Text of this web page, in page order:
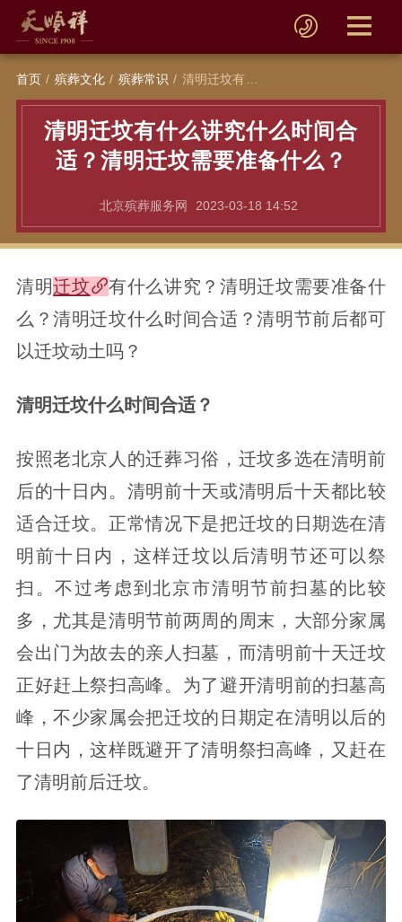
首页 殡葬文化 殡葬常识 清明迁坟有什么讲究什么时间合适？清明迁坟需要准备什么？
清明迁坟有什么讲究什么时间合
适？清明迁坟需要准备什么？
北京殡葬服务网 2023-03-18 14:52
清明迁坟
有什么讲究？清明迁坟需要准备什
么？清明迁坟什么时间合适？清明节前后都可
以迁坟动土吗？
清明迁坟什么时间合适？
按照老北京人的迁葬习俗，迁坟多选在清明前
后的十日内。清明前十天或清明后十天都比较
适合迁坟。正常情况下是把迁坟的日期选在清
明前十日内，这样迁坟以后清明节还可以祭
扫。不过考虑到北京市清明节前扫墓的比较
多，尤其是清明节前两周的周末，大部分家属
会出门为故去的亲人扫墓，而清明前十天迁坟
正好赶上祭扫高峰。为了避开清明前的扫墓高
峰，不少家属会把迁坟的日期定在清明以后的
十日内，这样既避开了清明祭扫高峰，又赶在
了清明前后迁坟。